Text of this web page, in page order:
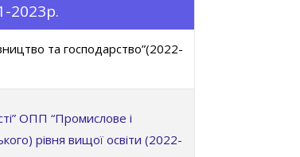
2023р.
та господарство”(2022-
ОПП “Промислове і
рівня вищої освіти (2022-